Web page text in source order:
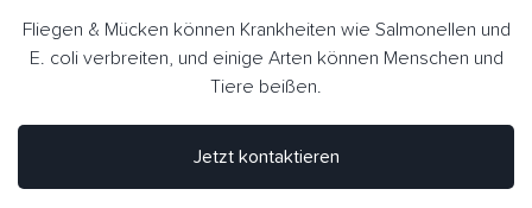
Jetzt kontaktieren
Fliegen & Mücken können Krankheiten wie Salmonellen und
E. coli verbreiten, und einige Arten können Menschen und
Tiere beißen.